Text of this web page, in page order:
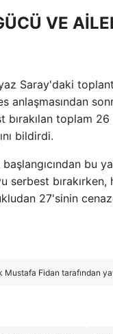
VE
Saray'daki
anlaşmasından
bırakılan toplam
bildirdi.
bu
bırakırken,
27'sinin
Fidan tarafından